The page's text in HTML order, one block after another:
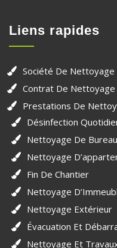
Liens rapides
Société De Nettoyage
Contrat De Nettoyage
Prestations De
Désinfection
Nettoyage De
Nettoyage
Fin De Chantier
Nettoyage
Nettoyage Extérieur
Évacuation Et
Nettoyage Et